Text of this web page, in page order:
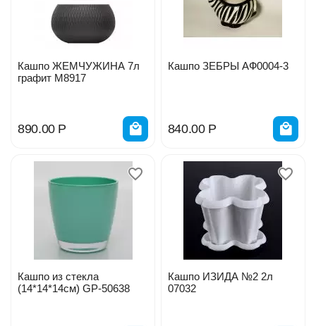
Кашпо ЖЕМЧУЖИНА 7л
графит М8917
890.00 Р
Кашпо ЗЕБРЫ АФ0004-3
840.00 Р
Кашпо из стекла
(14*14*14см) GP-50638
Кашпо ИЗИДА №2 2л
07032